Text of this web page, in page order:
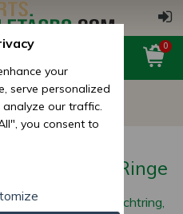
0
Ersatzteile
Nadelrollen,
O-Ringe
Wellendichtring,
your
serve personalized
our traffic.
you consent to